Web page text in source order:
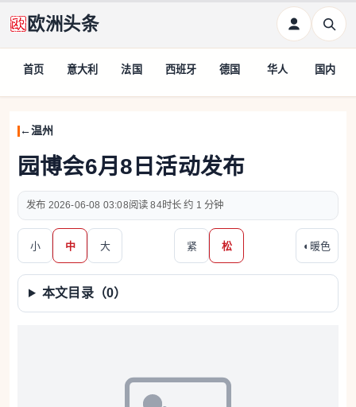
欧洲头条
首页 意大利 法国 西班牙 德国 华人 国内
温州
园博会6月8日活动发布
2026-06-08 03:08 84 约 1 分钟
小 中 大 紧 松 ◐ 暖色
本文目录（0）